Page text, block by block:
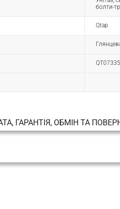
болти-
Qtap
ГАРАНТІЯ, ОБМІН ТА